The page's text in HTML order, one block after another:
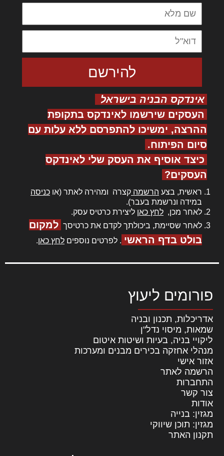
אינדקס הבניה בישראל
העסקים שירשמו לאינדקס בתקופת
ההרצה, ימשיכו להתפרסם ללא עלות עם
סיום הפיתוח.
כיצד אוסיף את העסק שלי לאינדקס
העסקים?
ראשית, בצע הרשמה קצרה ומהירה לאתר (או כניסה
במידה ונרשמת בעבר).
לאחר מכן, לחץ כאן ליצירת כרטיס עסק.
לאחר שסיימת, ביכולתך לקדם את כרטיסך למקום
בולט בדף הראשי . לפרטים נוספים לחץ כאן.
פורומים ליעוץ
אדריכלות, תכנון ובניה
שמאות, מיסוי נדל"ן
ליקויי בניה, בעיות ושיטות איטום
מנהלי אחזקה בכירים מבנים ומערכות
אזור אישי
הרשמה לאתר
התחברות
צור קשר
אודות
מגזין: בנייה
מגזין: תוכן שיווקי
תקנון האתר